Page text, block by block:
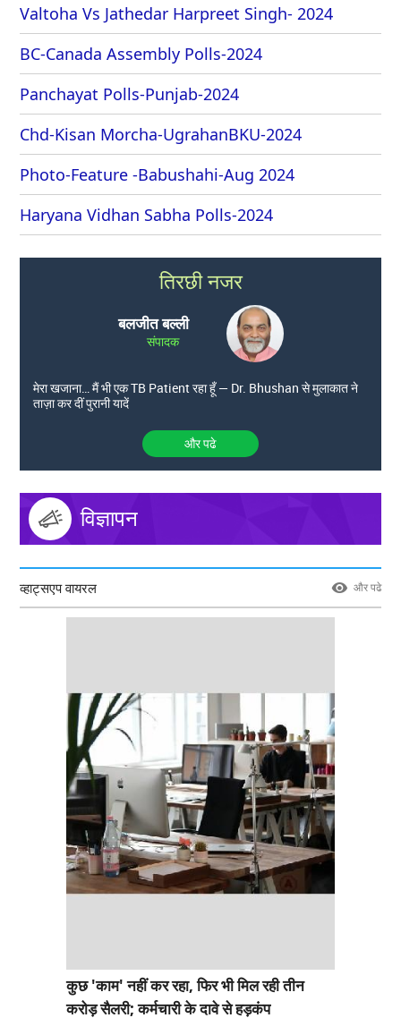
Valtoha Vs Jathedar Harpreet Singh- 2024
BC-Canada Assembly Polls-2024
Panchayat Polls-Punjab-2024
Chd-Kisan Morcha-UgrahanBKU-2024
Photo-Feature -Babushahi-Aug 2024
Haryana Vidhan Sabha Polls-2024
तिरछी नजर
बलजीत बल्ली
संपादक
मेरा खजाना… मैं भी एक TB Patient रहा हूँ — Dr. Bhushan से मुलाकात ने
ताज़ा कर दीं पुरानी यादें
और पढे
विज्ञापन
व्हाट्सएप वायरल और पढे
कुछ 'काम' नहीं कर रहा, फिर भी मिल रही तीन
करोड़ सैलरी; कर्मचारी के दावे से हड़कंप